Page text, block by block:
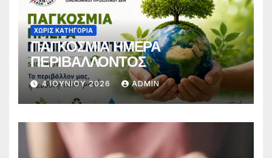
ΧΩΡΊΣ ΚΑΤΗΓΟΡΊΑ
ΠΑΓΚΟΣΜΙΑ ΗΜΕΡΑ
ΠΕΡΙΒΑΛΛΟΝΤΟΣ
4 ΙΟΥΝΊΟΥ 2026 ADMIN